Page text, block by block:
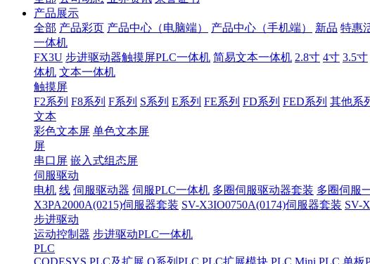
产品展示
全部 产品彩页 产品中心（电脑端） 产品中心（手机端） 新品 特惠
一体机
FX3U 步进驱动器触摸屏PLC一体机 简易文本一体机 2.8寸 4寸 3.5寸
体机 文本一体机
触摸屏
F2系列 F8系列 F系列 S系列 E系列 FE系列 FD系列 FED系列 其他系
文本
彩色文本屏 单色文本屏
屏
串口屏 嵌入式组态屏
伺服驱动
电机 线 伺服驱动器 伺服PLC一体机 多圈伺服驱动器套装 多圈伺服
X3PA2000A(0215)伺服器套装 SV-X3IO0750A(0174)伺服器套装 SV-
步进驱动
运动控制器 步进驱动PLC一体机
PLC
CODESYS PLC及扩展 Q系列PLC PLC扩展模块 PLC Mini PLC 单板